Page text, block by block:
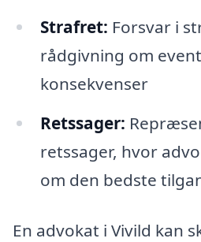
Strafret: Forsvar i
rådgivning om
konsekvenser
Retssager:
retssager, hvor
om den bedste
En advokat i Vivild kan